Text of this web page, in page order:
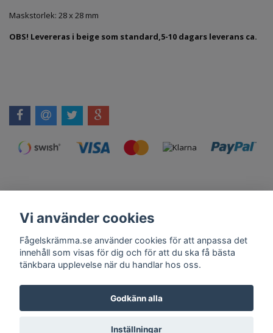
Maskstorlek: 28x 28 mm
OBS! Levereras i beige som standard,5-10 dagars leverans ca.
Kontakt Om Oss Köpvillkor Skadedjursprodukter.se
Tilahome.se
Få vårt nyhetsbrev
Anmäl
Vi använder cookies
Fågelskrämma.se använder cookies för att anpassa det
innehåll som visas för dig och för att du ska få bästa
tänkbara upplevelse när du handlar hos oss.
Godkänn alla
Inställningar